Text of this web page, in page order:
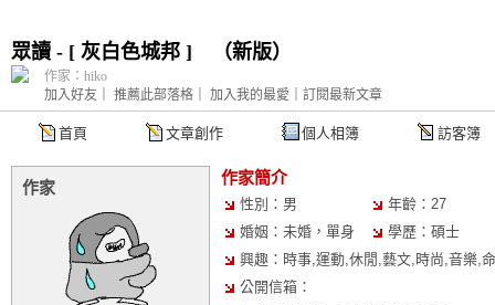
眾讀 - [ 灰白色城邦 ] （新版）
首頁 文章創作 個人相簿 訪客簿
加入好友 推薦此部落格 加入我的最愛 訂閱最新文章
作家：hiko
作家
作家簡介
性別：男
年齡：27
婚姻：未婚，單身
學歷：碩士
興趣：時事,運動,休閒,藝文,時尚,音樂,
公開信箱：